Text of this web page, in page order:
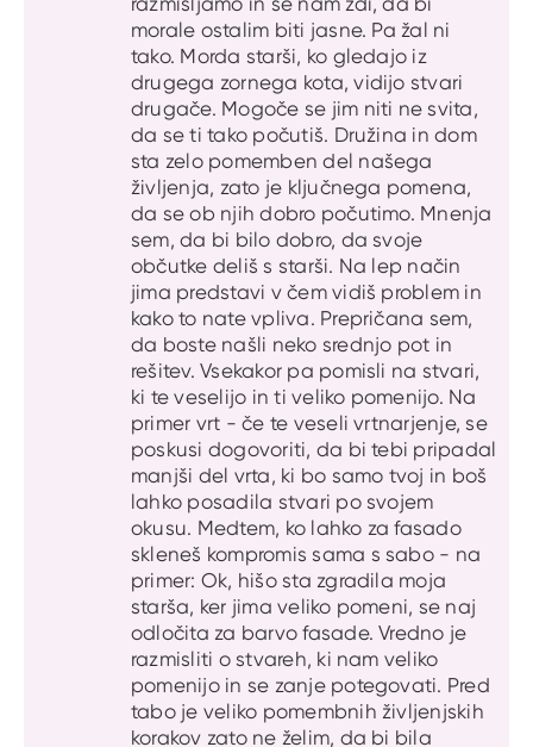
morale ostalim biti jasne. Pa žal ni
tako. Morda starši, ko gledajo iz
drugega zornega kota, vidijo stvari
drugače. Mogoče se jim niti ne svita,
da se ti tako počutiš. Družina in dom
sta zelo pomemben del našega
življenja, zato je ključnega pomena,
da se ob njih dobro počutimo. Mnenja
sem, da bi bilo dobro, da svoje
občutke deliš s starši. Na lep način
jima predstavi v čem vidiš problem in
kako to nate vpliva. Prepričana sem,
da boste našli neko srednjo pot in
rešitev. Vsekakor pa pomisli na stvari,
ki te veselijo in ti veliko pomenijo. Na
primer vrt - če te veseli vrtnarjenje, se
poskusi dogovoriti, da bi tebi pripadal
manjši del vrta, ki bo samo tvoj in boš
lahko posadila stvari po svojem
okusu. Medtem, ko lahko za fasado
skleneš kompromis sama s sabo - na
primer: Ok, hišo sta zgradila moja
starša, ker jima veliko pomeni, se naj
odločita za barvo fasade. Vredno je
razmisliti o stvareh, ki nam veliko
pomenijo in se zanje potegovati. Pred
tabo je veliko pomembnih življenjskih
korakov zato ne želim, da bi bila